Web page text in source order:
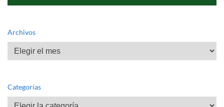
Archivos
Archivos
Categorías
Categorías